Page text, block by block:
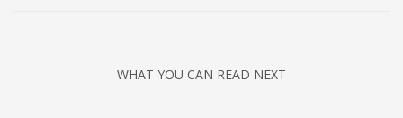
WHAT YOU CAN READ NEXT